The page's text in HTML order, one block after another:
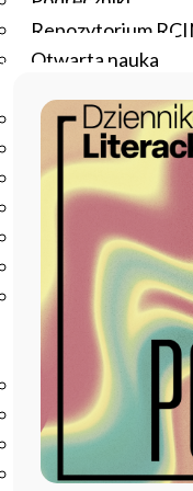
Repozytorium
Otwarta nauka
Studia
Szkolenia
Szkoła Doktorska
Erasmus
Olimpiada
Olimpiada
Podstawowych
Biblioteka
O bibliotece
Godziny otwarcia
Katalog
Nowości